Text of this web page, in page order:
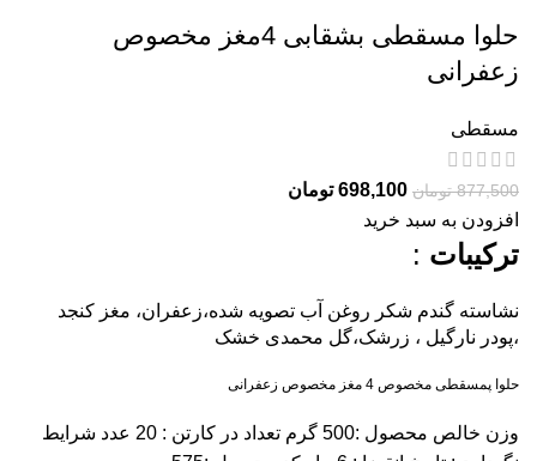
حلوا مسقطی بشقابی 4مغز مخصوص
زعفرانی
مسقطی
877,500 تومان 698,100 تومان
افزودن به سبد خرید
ترکیبات :
نشاسته گندم شکر روغن آب تصویه شده،زعفران، مغز کنجد
،پودر نارگیل ، زرشک،گل محمدی خشک
حلوا پمسقطی مخصوص 4 مغز مخصوص زعفرانی
وزن خالص محصول :500 گرم تعداد در کارتن : 20 عدد شرایط